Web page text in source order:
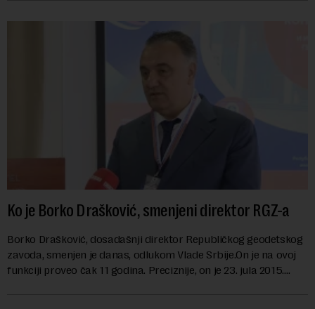
Ko je Borko Drašković, smenjeni direktor RGZ-a
Borko Drašković, dosadašnji direktor Republičkog geodetskog
zavoda, smenjen je danas, odlukom Vlade Srbije.On je na ovoj
funkciji proveo čak 11 godina. Preciznije, on je 23. jula 2015.